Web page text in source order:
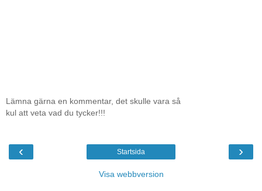
Lämna gärna en kommentar, det skulle vara så
kul att veta vad du tycker!!!
‹ ›
Startsida
Visa webbversion